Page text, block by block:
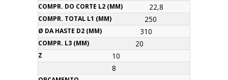
22,8
250
310
20
10
8